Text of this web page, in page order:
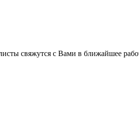
свяжутся с Вами в ближайшее